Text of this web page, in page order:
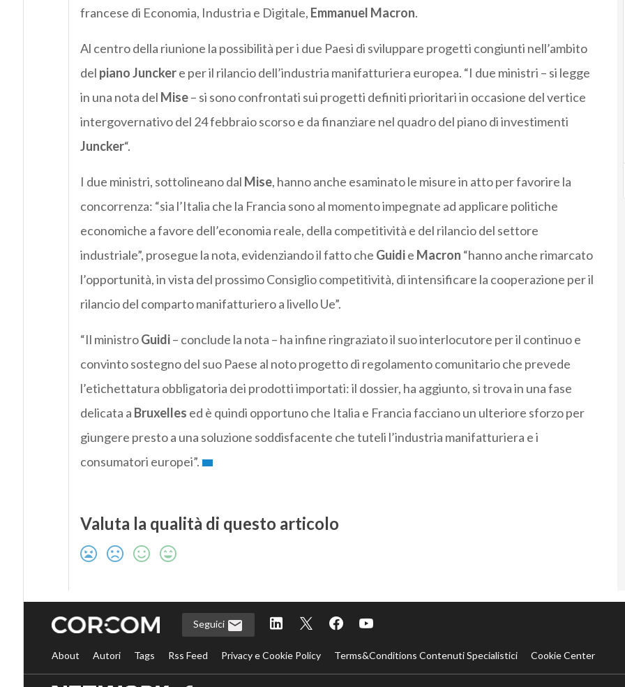
francese di Economia, Industria e Digitale, Emmanuel Macron.
Al centro della riunione la possibilità per i due Paesi di sviluppare progetti congiunti nell’ambito
del piano Junckere per il rilancio dell’industria manifatturiera europea. “I due ministri – si legge
in una nota del Mise– si sono confrontati sui progetti definiti prioritari in occasione del vertice
intergovernativo del 24 febbraio scorso e da finanziare nel quadro del piano di investimenti
Juncker“.
I due ministri, sottolineano dal Mise, hanno anche esaminato le misure in atto per favorire la
concorrenza: “sia l’Italia che la Francia sono al momento impegnate ad applicare politiche
economiche a favore dell’economia reale, della competitività e del rilancio del settore
industriale”, prosegue la nota, evidenziando il fatto che Guidie Macron “hanno anche rimarcato
l’opportunità, in vista del prossimo Consiglio competitività, di intensificare la cooperazione per il
rilancio del comparto manifatturiero a livello Ue”.
“Il ministroGuidi– conclude la nota – ha infine ringraziato il suo interlocutore per il continuo e
convinto sostegno del suo Paese al noto progetto di regolamento comunitario che prevede
l’etichettatura obbligatoria dei prodotti importati: il dossier, ha aggiunto, si trova in una fase
delicata a Bruxelles ed è quindi opportuno che Italia e Francia facciano un ulteriore sforzo per
giungere presto a una soluzione soddisfacente che tuteli l’industria manifatturiera e i
consumatori europei”.
Valuta la qualità di questo articolo
Seguici
About Autori Tags Rss Feed Privacy e Cookie Policy Terms&Conditions Contenuti Specialistici Cookie Center